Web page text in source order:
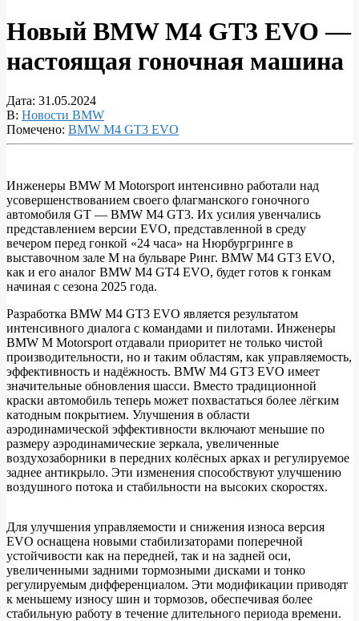
Новый BMW M4 GT3 EVO —
настоящая гоночная машина
Дата: 31.05.2024
В: Новости BMW
Помечено: BMW M4 GT3 EVO
Новый
BMW
M4
GT3
EVO
—
настоящая
гоночная
машина
Инженеры BMW M Motorsport интенсивно работали над
усовершенствованием своего флагманского гоночного
автомобиля GT — BMW M4 GT3. Их усилия увенчались
представлением версии EVO, представленной в среду
вечером перед гонкой «24 часа» на Нюрбургринге в
выставочном зале M на бульваре Ринг. BMW M4 GT3 EVO,
как и его аналог BMW M4 GT4 EVO, будет готов к гонкам
начиная с сезона 2025 года.
Разработка BMW M4 GT3 EVO является результатом
интенсивного диалога с командами и пилотами. Инженеры
BMW M Motorsport отдавали приоритет не только чистой
производительности, но и таким областям, как управляемость,
эффективность и надёжность. BMW M4 GT3 EVO имеет
значительные обновления шасси. Вместо традиционной
краски автомобиль теперь может похвастаться более лёгким
катодным покрытием. Улучшения в области
аэродинамической эффективности включают меньшие по
размеру аэродинамические зеркала, увеличенные
воздухозаборники в передних колёсных арках и регулируемое
заднее антикрыло. Эти изменения способствуют улучшению
воздушного потока и стабильности на высоких скоростях.
Для улучшения управляемости и снижения износа версия
EVO оснащена новыми стабилизаторами поперечной
устойчивости как на передней, так и на задней оси,
увеличенными задними тормозными дисками и тонко
регулируемым дифференциалом. Эти модификации приводят
к меньшему износу шин и тормозов, обеспечивая более
стабильную работу в течение длительного периода времени.